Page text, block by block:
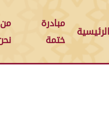
الرئيسية
مبادرة
ختمة
من